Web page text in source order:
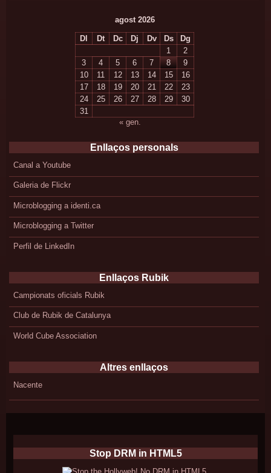
agost 2026
Dl Dt Dc Dj Dv Ds
Dg
1
2
3
4 5 6 7 8
9
10
11 12 13 14 15
16
17
18 19 20 21 22
23
24
25 26 27 28 29
30
31
« gen.
Enllaços personals
Canal a Youtube
Galeria de Flickr
Microblogging a identi.ca
Microblogging a Twitter
Perfil de LinkedIn
Enllaços Rubik
Campionats oficials Rubik
Club de Rubik de Catalunya
World Cube Association
Altres enllaços
Nacente
Stop DRM in HTML5